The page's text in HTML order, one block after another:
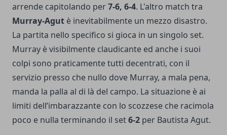
arrende capitolando per7-6, 6-4. L'altro match tra
Murray-Agut è inevitabilmente un mezzo disastro.
La partita nello specifico si gioca in un singolo set.
Murray è visibilmente claudicante ed anche i suoi
colpi sono praticamente tutti decentrati, con il
servizio presso che nullo dove Murray, a mala pena,
manda la palla al di là del campo. La situazione è ai
limiti dell’imbarazzante con lo scozzese che racimola
poco e nulla terminando il set6-2 per Bautista Agut.